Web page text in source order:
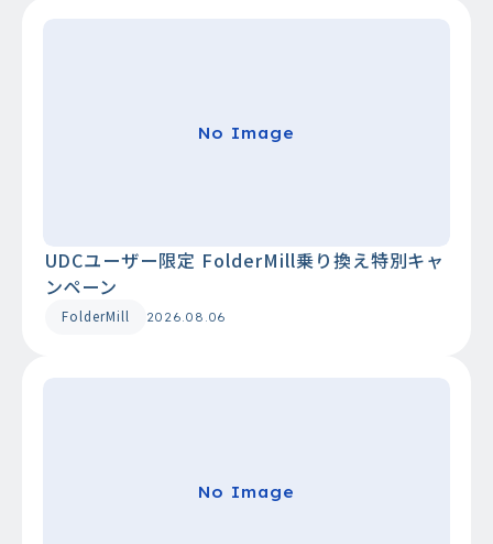
No Image
UDCユーザー限定 FolderMill乗り換え特別キャ
ンペーン
FolderMill 2026.08.06
No Image